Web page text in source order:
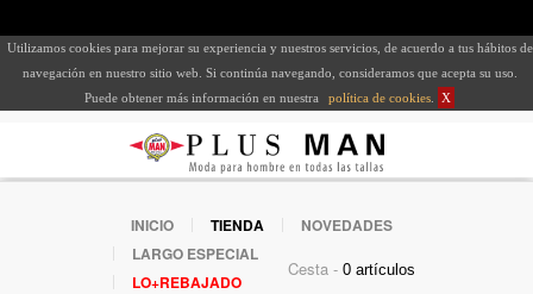
Utilizamos cookies para mejorar su experiencia y nuestros servicios, de acuerdo a tus hábitos de
navegación en nuestro sitio web. Si continúa navegando, consideramos que acepta su uso.
Puede obtener más información en nuestra
política de cookies X
INICIO TIENDA
NOVEDADES
LARGO ESPECIAL
LO+REBAJADO
Cesta -